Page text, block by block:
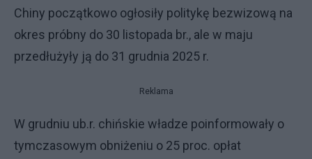
Chiny początkowo ogłosiły politykę bezwizową na
okres próbny do 30 listopada br., ale w maju
przedłużyły ją do 31 grudnia 2025 r.
Reklama
W grudniu ub.r. chińskie władze poinformowały o
tymczasowym obniżeniu o 25 proc. opłat